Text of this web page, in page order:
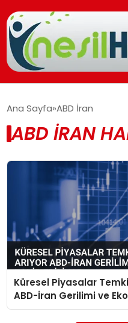
GÜNCEL
YAŞAM
SOSYAL HABER
SPOR
EKONOMI
Ana Sayfa ABD İran
ABD İRAN
Küresel Piyasalar
ABD-İran Gerilimi ve
Ediliyor